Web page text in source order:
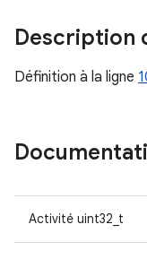
Description
Définition à la ligne
Activité uint32_t